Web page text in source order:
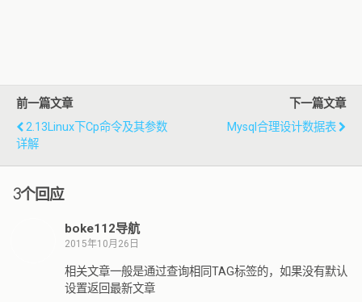
前一篇文章
2.13Linux下cp命令及其参数
详解
下一篇文章
Mysql合理设计数据表
3个回应
boke112导航
2015年10月26日
相关文章一般是通过查询相同TAG标签的，如果没有默认
设置返回最新文章